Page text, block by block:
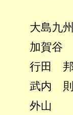
男
健
子
男